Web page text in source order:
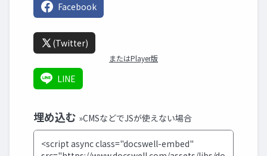
Facebook
(Twitter)
またはPlayer版
LINE
埋め込む »CMSなどでJSが使えない場合